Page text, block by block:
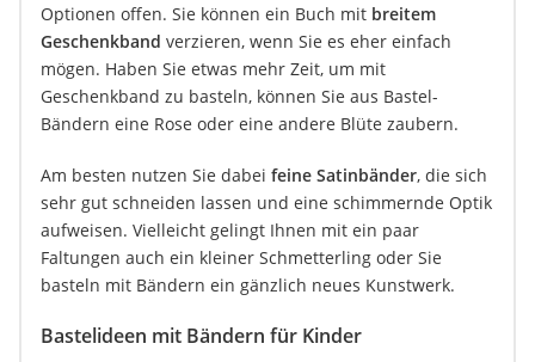
Optionen offen. Sie können ein Buch mit breitem
Geschenkband verzieren, wenn Sie es eher einfach
mögen. Haben Sie etwas mehr Zeit, um mit
Geschenkband zu basteln, können Sie aus Bastel-
Bändern eine Rose oder eine andere Blüte zaubern.
Am besten nutzen Sie dabei feine Satinbänder, die sich
sehr gut schneiden lassen und eine schimmernde Optik
aufweisen. Vielleicht gelingt Ihnen mit ein paar
Faltungen auch ein kleiner Schmetterling oder Sie
basteln mit Bändern ein gänzlich neues Kunstwerk.
Bastelideen mit Bändern für Kinder